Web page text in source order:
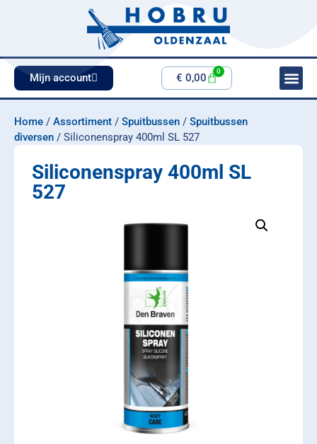
Mijn account € 0,00
0
Home / Assortiment / Spuitbussen / Spuitbussen
diversen / Siliconenspray 400ml SL 527
Siliconenspray 400ml SL
527